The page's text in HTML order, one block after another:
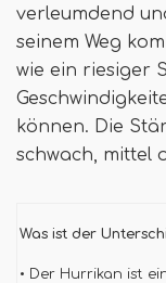
verleumdend
seinem Weg
wie ein riesiger
können. Die
schwach, mittel
Was ist der
• Der Hurrikan ist